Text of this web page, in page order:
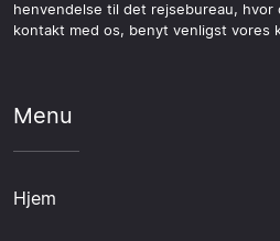
henvendelse til det rejsebureau, hvor
kontakt med os, benyt venligst vores
Menu
Hjem